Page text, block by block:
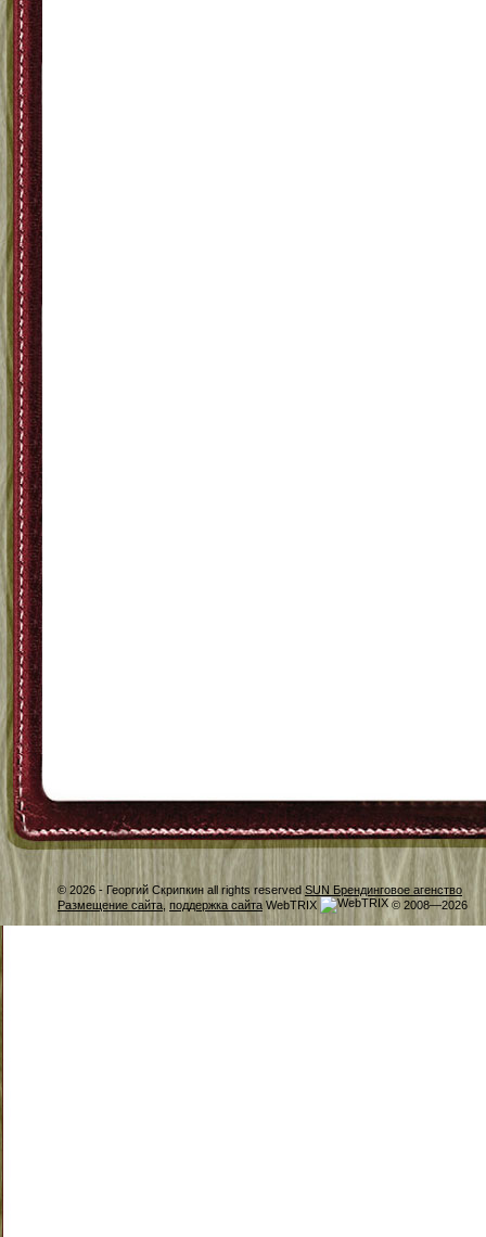
© 2026 - Георгий Скрипкин all rights reserved SUN Брендинговое агенство
Размещение сайта, поддержка сайта WebTRIX © 2008—2026